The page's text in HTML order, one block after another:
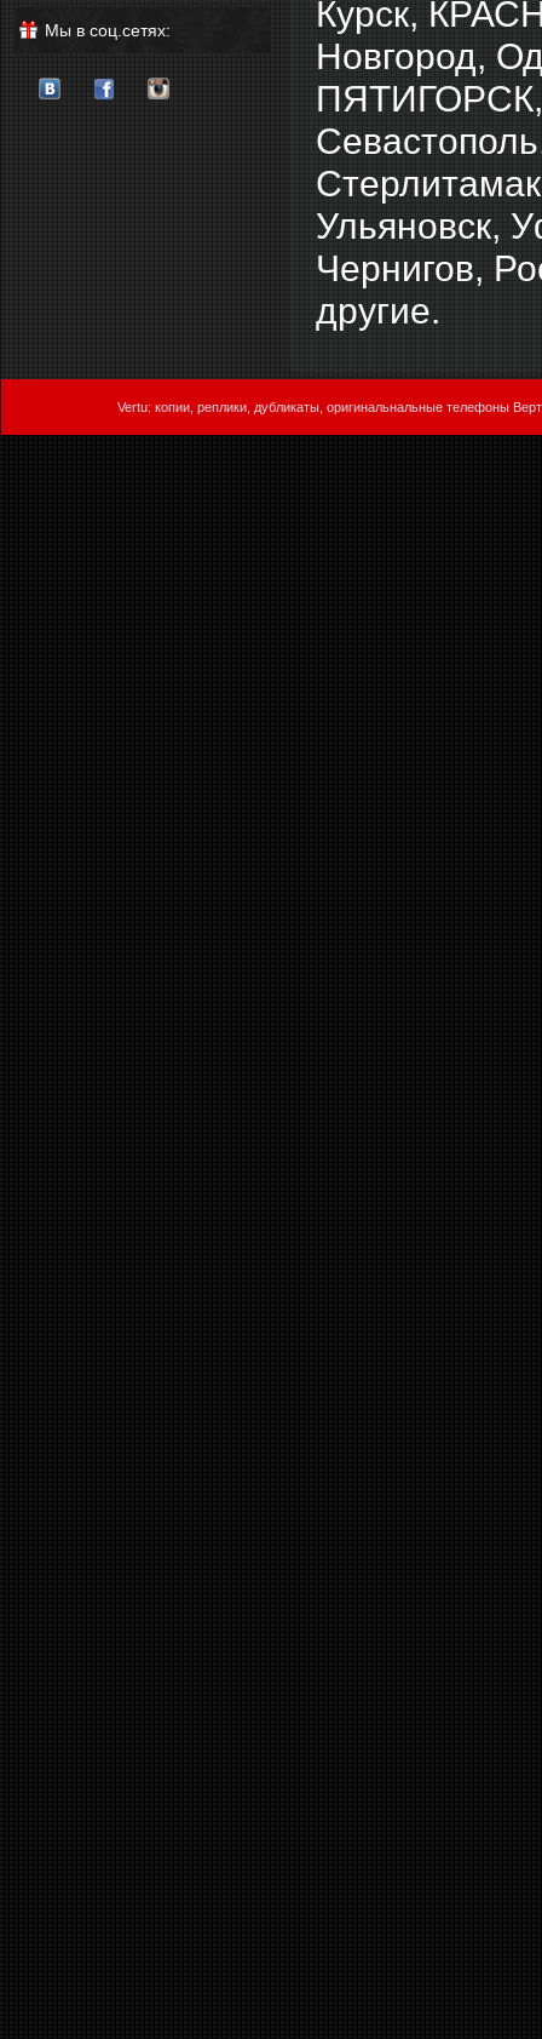
Мы в соц.сетях:
Курск,
Новгород,
ПЯТИГОРСК,
Ульяновск,
Чернигов,
другие.
Vertu: копии, реплики, дубликаты, оригинальнальные телефоны